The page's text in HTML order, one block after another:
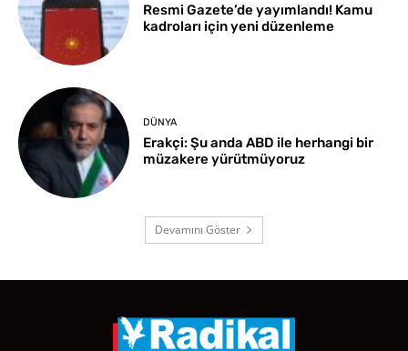
Resmi Gazete’de yayımlandı! Kamu
kadroları için yeni düzenleme
DÜNYA
Erakçi: Şu anda ABD ile herhangi bir
müzakere yürütmüyoruz
Devamını Göster